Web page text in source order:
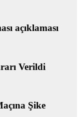
açıklaması
Verildi
Şike